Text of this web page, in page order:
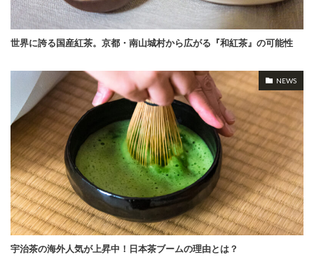
世界に誇る国産紅茶。京都・南山城村から広がる『和紅茶』の可能性
NEWS
宇治茶の海外人気が上昇中！日本茶ブームの理由とは？